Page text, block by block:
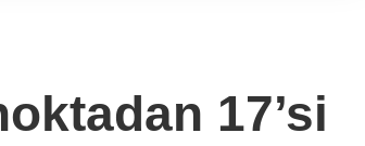
17’si